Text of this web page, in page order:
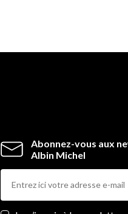
Abonnez-vous aux
Albin Michel